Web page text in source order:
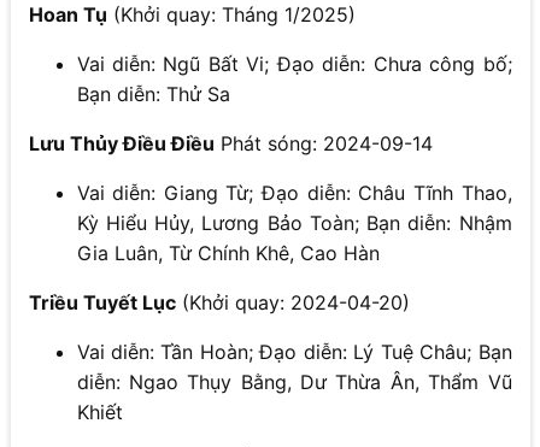
Hoan Tụ (Khởi quay: Tháng 1/2025)
Vai diễn: Ngũ Bất Vi; Đạo diễn: Chưa công bố;
Bạn diễn: Thử Sa
Lưu Thủy Điều Điều Phát sóng: 2024-09-14
Vai diễn: Giang Từ; Đạo diễn: Châu Tĩnh Thao,
Kỳ Hiểu Hủy, Lương Bảo Toàn; Bạn diễn: Nhậm
Gia Luân, Từ Chính Khê, Cao Hàn
Triều Tuyết Lục(Khởi quay: 2024-04-20)
Vai diễn: Tần Hoàn; Đạo diễn: Lý Tuệ Châu; Bạn
diễn: Ngao Thụy Bằng, Dư Thừa Ân, Thẩm Vũ
Khiết